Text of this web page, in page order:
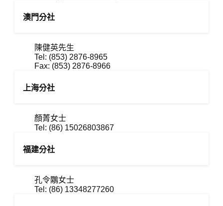
澳門分社
陳健英先生
Tel: (853) 2876-8965
Fax: (853) 2876-8966
上海分社
顏菁女士
Tel: (86) 15026803867
福建分社
孔令鷴女士
Tel: (86) 13348277260